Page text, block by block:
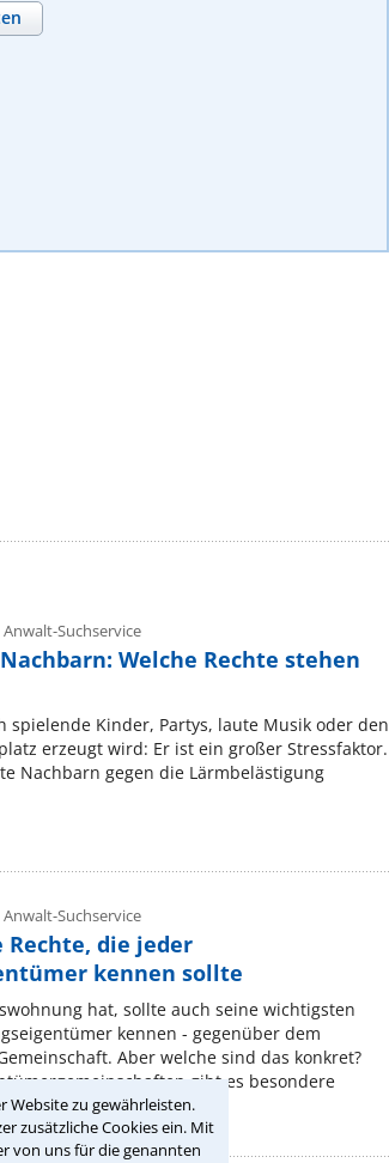
Website zu gewährleisten.
zusätzliche Cookies ein. Mit
von uns für die genannten
Suchservice
Welche Rechte stehen
spielende Kinder, Partys, laute Musik oder den
erzeugt wird: Er ist ein großer Stressfaktor.
Nachbarn gegen die Lärmbelästigung
Suchservice
Rechte, die jeder
kennen sollte
hat, sollte auch seine wichtigsten
kennen - gegenüber dem
Aber welche sind das konkret?
gibt es besondere
...